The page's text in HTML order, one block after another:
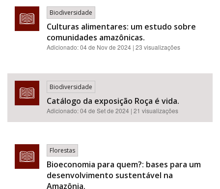
Biodiversidade
Culturas alimentares: um estudo sobre
comunidades amazônicas.
Adicionado:04 de Nov de 2024 | 23 visualizações
Biodiversidade
Catálogo da exposição Roça é vida.
Adicionado:04 de Set de 2024 | 21 visualizações
Florestas
Bioeconomia para quem?: bases para um
desenvolvimento sustentável na
Amazônia.